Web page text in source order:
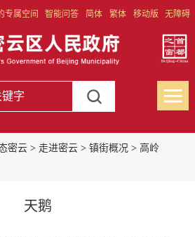
专属空间 智能问答 简体 繁体 移动版 无障碍
密云> 走进密云> 镇街概况 > 高岭
天鹅